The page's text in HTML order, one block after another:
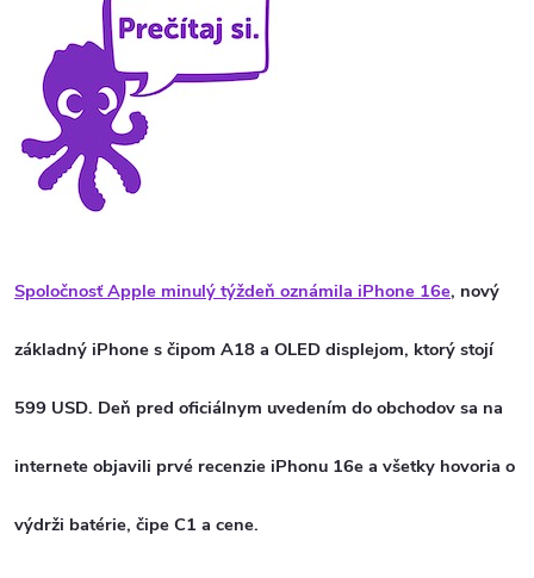
Spoločnosť Apple minulý týždeň oznámila iPhone 16e, nový
základný iPhone s čipom A18 a OLED displejom, ktorý stojí
599 USD. Deň pred oficiálnym uvedením do obchodov sa na
internete objavili prvé recenzie iPhonu 16e a všetky hovoria o
výdrži batérie, čipe C1 a cene.